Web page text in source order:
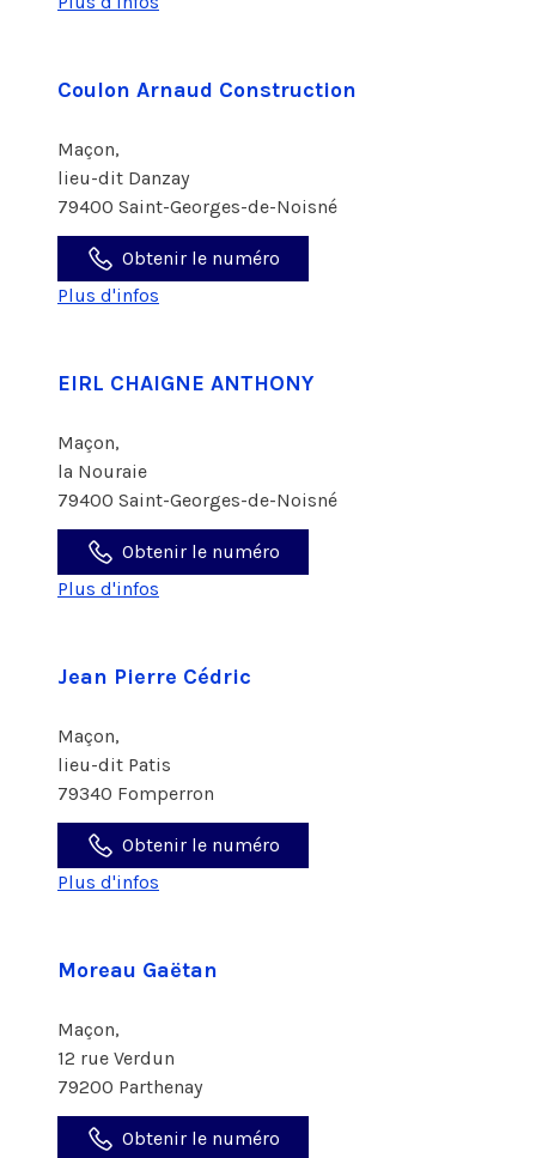
Coulon Arnaud Construction
Maçon,
lieu-dit Danzay
79400 Saint-Georges-de-Noisné
Obtenir le numéro
Plus d'infos
EIRL CHAIGNE ANTHONY
Maçon,
la Nouraie
79400 Saint-Georges-de-Noisné
Obtenir le numéro
Plus d'infos
Jean Pierre Cédric
Maçon,
lieu-dit Patis
79340 Fomperron
Obtenir le numéro
Plus d'infos
Moreau Gaëtan
Maçon,
12 rue Verdun
79200 Parthenay
Obtenir le numéro